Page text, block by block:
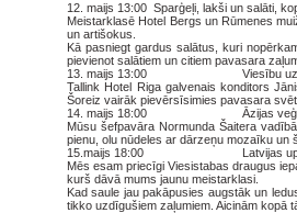
12. maijs 13:00 Sparģeļi, lakši un salāti,
Meistarklasē Hotel Bergs un Rūmenes
un artišokus.
Kā pasniegt gardus salātus, kuri
pievienot salātiem un citiem pavasara
13. maijs 13:00 Viesību
Tallink Hotel Riga galvenais konditors
Šoreiz vairāk pievērsīsimies pavasara
14. maijs 18:00 Āzijas
Mūsu šefpavāra Normunda Šaitera
pienu, olu nūdeles ar dārzeņu mozaīku un
15.maijs 18:00 Latvijas upju
Mēs esam priecīgi Viesistabas draugus
kurš dāvā mums jaunu meistarklasi.
Kad saule jau pakāpusies augstāk un
tikko uzdīgušiem zaļumiem. Aicinām kopā